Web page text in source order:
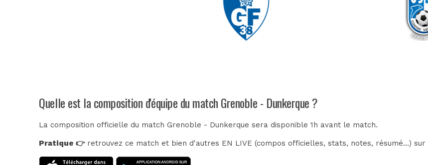
Quelle est la composition d'équipe du match Grenoble - Dunkerque ?
La composition officielle du match Grenoble - Dunkerque sera disponible 1h avant le match.
Pratique 👉retrouvez ce match et bien d'autres EN LIVE (compos officielles, stats, notes, résumé...) sur